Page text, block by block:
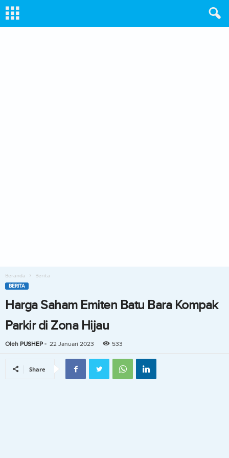
Beranda Berita
BERITA
Harga Saham Emiten Batu Bara Kompak
Parkir di Zona Hijau
Oleh PUSHEP - 22 Januari 2023 533
Share